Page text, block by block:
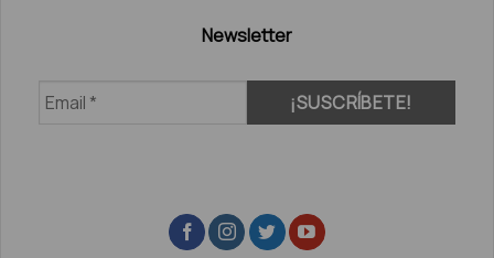
Newsletter